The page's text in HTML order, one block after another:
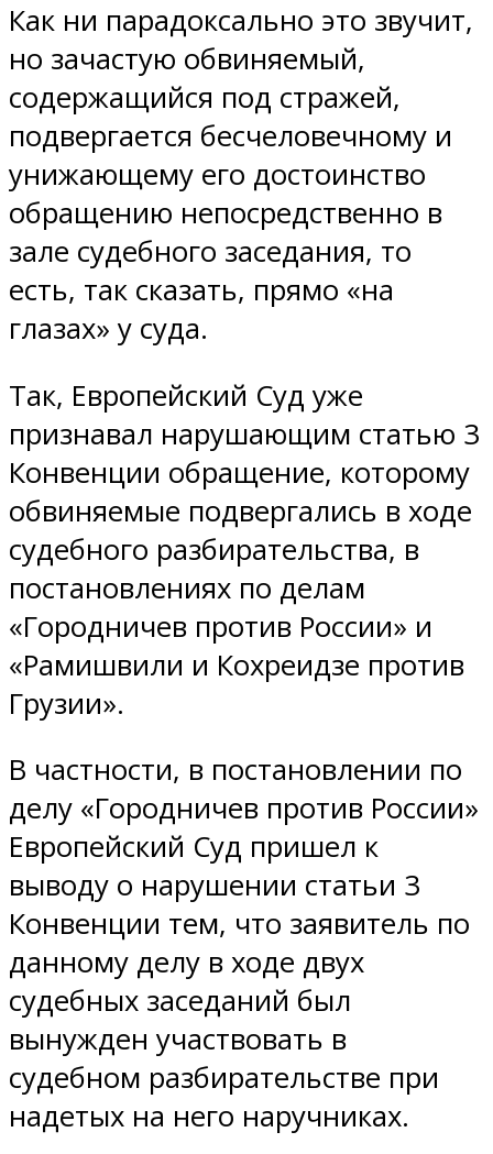
Как ни парадоксально это звучит,
но зачастую обвиняемый,
содержащийся под стражей,
подвергается бесчеловечному и
унижающему его достоинство
обращению непосредственно в
зале судебного заседания, то
есть, так сказать, прямо «на
глазах» у суда.
Так, Европейский Суд уже
признавал нарушающим статью 3
Конвенции обращение, которому
обвиняемые подвергались в ходе
судебного разбирательства, в
постановлениях по делам
«Городничев против России» и
«Рамишвили и Кохреидзе против
Грузии».
В частности, в постановлении по
делу «Городничев против России»
Европейский Суд пришел к
выводу о нарушении статьи 3
Конвенции тем, что заявитель по
данному делу в ходе двух
судебных заседаний был
вынужден участвовать в
судебном разбирательстве при
надетых на него наручниках.